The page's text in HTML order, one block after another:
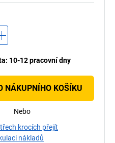
: 10-12 pracovní dny
NÁKUPNÍHO KOŠÍKU
Nebo
krocích přejít
nákladů